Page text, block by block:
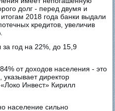
долг - перед двумя и
2018 года банки выдали
кредитов, увеличив
год на 22%, до 15,9
от доходов населения - это
директор
Инвест» Кирилл
население сильно